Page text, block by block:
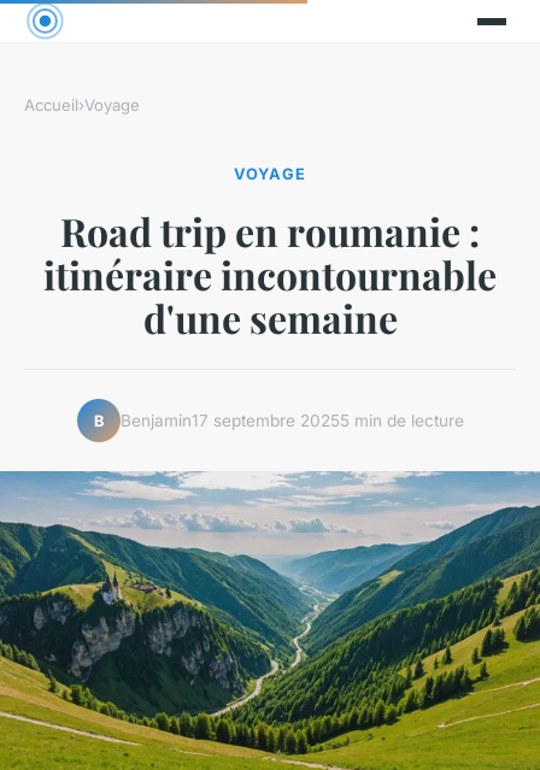
Accueil›Voyage
VOYAGE
Road trip en roumanie :
itinéraire incontournable
d'une semaine
B Benjamin17 septembre 20255 min de lecture